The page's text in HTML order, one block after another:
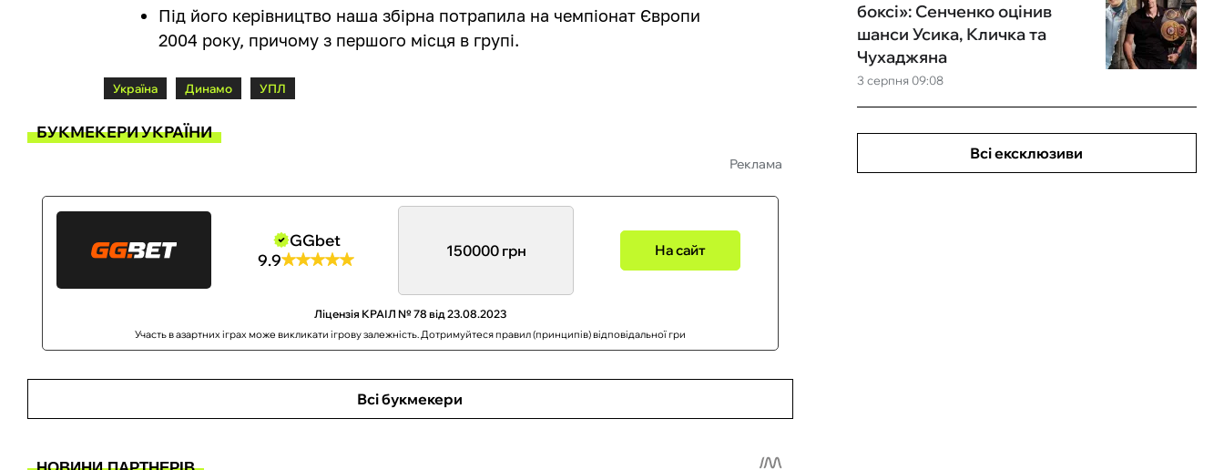
Під його керівництво наша збірна потрапила на чемпіонат Європи
2004 року, причому з першого місця в групі.
Україна Динамо УПЛ
БУКМЕКЕРИ УКРАЇНИ
Реклама
GGbet
9.9
150000 грн На сайт
Ліцензія КРАІЛ № 78 від 23.08.2023
Участь в азартних іграх може викликати ігрову залежність. Дотримуйтеся правил (принципів) відповідальної гри
Всі букмекери
3 серпня 09:08
боксі»: Сенченко оцінив
шанси Усика, Кличка та
Чухаджяна
Всі ексклюзиви